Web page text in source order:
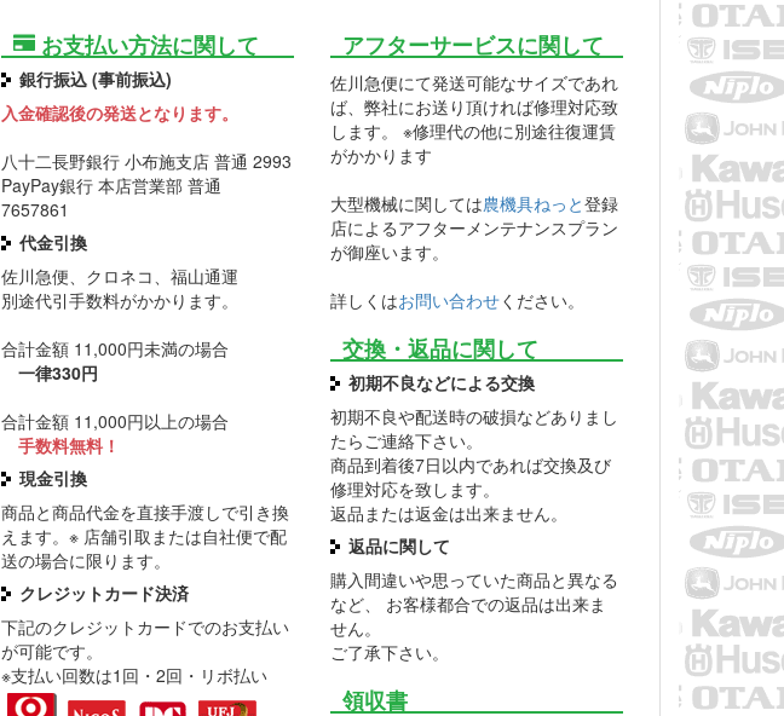
お支払い方法に関して
銀行振込 (事前振込)
入金確認後の発送となります。
八十二長野銀行 小布施支店 普通 2993
PayPay銀行 本店営業部 普通
7657861
代金引換
佐川急便、クロネコ、福山通運
別途代引手数料がかかります。
合計金額 11,000円未満の場合
一律330円
合計金額 11,000円以上の場合
手数料無料！
現金引換
商品と商品代金を直接手渡しで引き換
えます。※ 店舗引取または自社便で配
送の場合に限ります。
クレジットカード決済
下記のクレジットカードでのお支払い
が可能です。
※支払い回数は1回・2回・リボ払い
アフターサービスに関して
佐川急便にて発送可能なサイズであれ
ば、弊社にお送り頂ければ修理対応致
します。 ※修理代の他に別途往復運賃
がかかります
大型機械に関しては農機具ねっと登録
店によるアフターメンテナンスプラン
が御座います。
詳しくはお問い合わせください。
交換・返品に関して
初期不良などによる交換
初期不良や配送時の破損などありまし
たらご連絡下さい。
商品到着後7日以内であれば交換及び
修理対応を致します。
返品または返金は出来ません。
返品に関して
購入間違いや思っていた商品と異なる
など、 お客様都合での返品は出来ま
せん。
ご了承下さい。
領収書